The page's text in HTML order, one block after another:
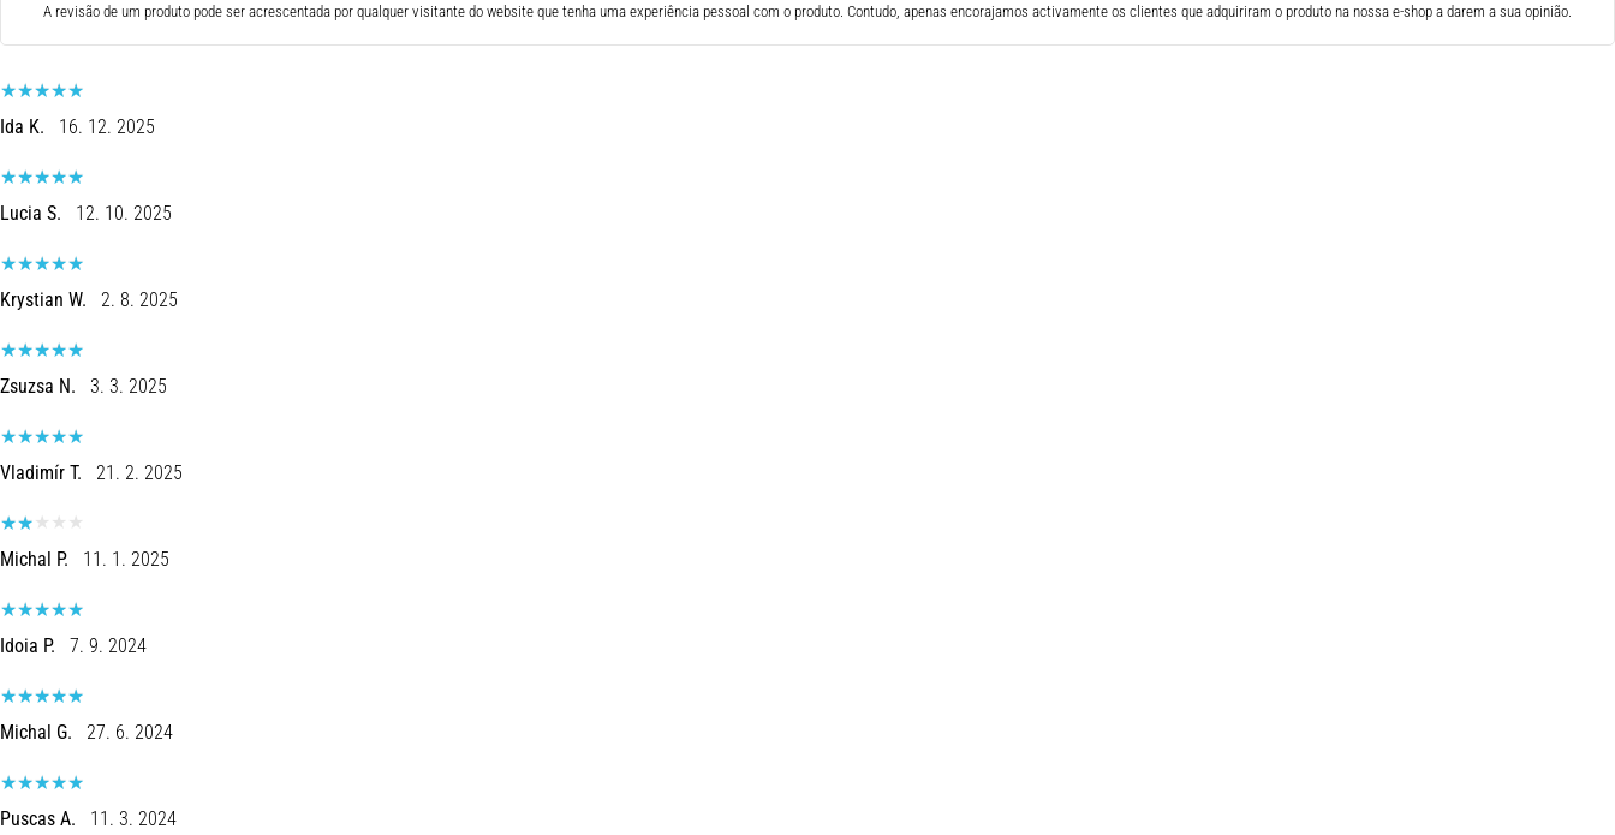
A revisão de um produto pode ser acrescentada por qualquer visitante do website que tenha uma experiência pessoal com o produto. Contudo, apenas encorajamos activamente os clientes que adquiriram o produto na nossa e-shop a darem a sua opinião.
Ida K. 16. 12. 2025
Lucia S. 12. 10. 2025
Krystian W. 2. 8. 2025
Zsuzsa N. 3. 3. 2025
Vladimír T. 21. 2. 2025
Michal P. 11. 1. 2025
Idoia P. 7. 9. 2024
Michal G. 27. 6. 2024
Puscas A. 11. 3. 2024